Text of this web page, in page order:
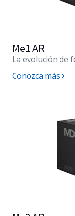
Me1 AR
La evolución de
Conozca más